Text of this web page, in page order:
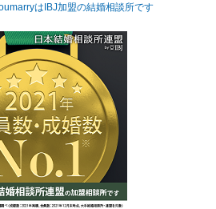
はIBJ加盟の結婚相談所です